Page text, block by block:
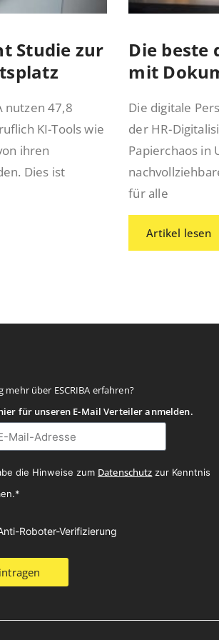
Studie zur
nutzen 47,8
KI-Tools wie
ihren
Dies ist
Die beste
mit
Die digitale
der HR-
Papierchaos in
für alle
Artikel lesen
mehr über ESCRIBA erfahren?
für unseren E-Mail Verteiler anmelden.
die Hinweise zum Datenschutz zur Kenntnis
Roboter-Verifizierung